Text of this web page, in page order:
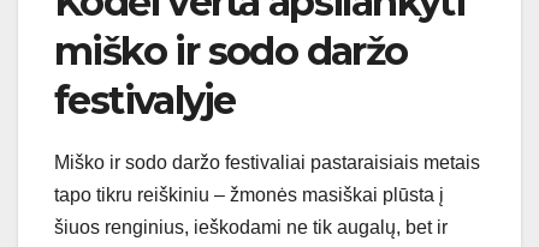
miško ir sodo daržo
festivalyje
Miško ir sodo daržo festivaliai pastaraisiais metais
tapo tikru reiškiniu – žmonės masiškai plūsta į
šiuos renginius, ieškodami ne tik augalų, bet ir